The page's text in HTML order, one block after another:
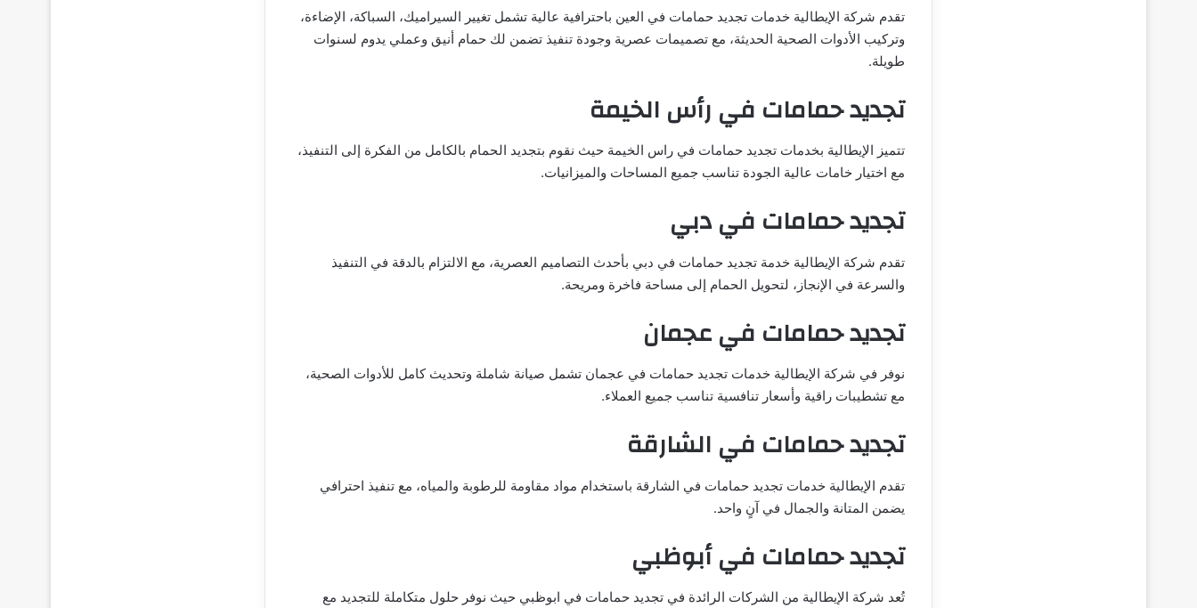
تقدم شركة الإيطالية خدمات تجديد حمامات في العين باحترافية عالية تشمل تغيير السيراميك، السباكة، الإضاءة،
وتركيب الأدوات الصحية الحديثة، مع تصميمات عصرية وجودة تنفيذ تضمن لك حمام أنيق وعملي يدوم لسنوات
طويلة.
تجديد حمامات في رأس الخيمة
تتميز الإيطالية بخدمات تجديد حمامات في راس الخيمة حيث نقوم بتجديد الحمام بالكامل من الفكرة إلى التنفيذ،
مع اختيار خامات عالية الجودة تناسب جميع المساحات والميزانيات.
تجديد حمامات في دبي
تقدم شركة الإيطالية خدمة تجديد حمامات في دبي بأحدث التصاميم العصرية، مع الالتزام بالدقة في التنفيذ
والسرعة في الإنجاز، لتحويل الحمام إلى مساحة فاخرة ومريحة.
تجديد حمامات في عجمان
نوفر في شركة الإيطالية خدمات تجديد حمامات في عجمان تشمل صيانة شاملة وتحديث كامل للأدوات الصحية،
مع تشطيبات راقية وأسعار تنافسية تناسب جميع العملاء.
تجديد حمامات في الشارقة
تقدم الإيطالية خدمات تجديد حمامات في الشارقة باستخدام مواد مقاومة للرطوبة والمياه، مع تنفيذ احترافي
يضمن المتانة والجمال في آنٍ واحد.
تجديد حمامات في أبوظبي
تُعد شركة الإيطالية من الشركات الرائدة في تجديد حمامات في ابوظبي حيث نوفر حلول متكاملة للتجديد مع